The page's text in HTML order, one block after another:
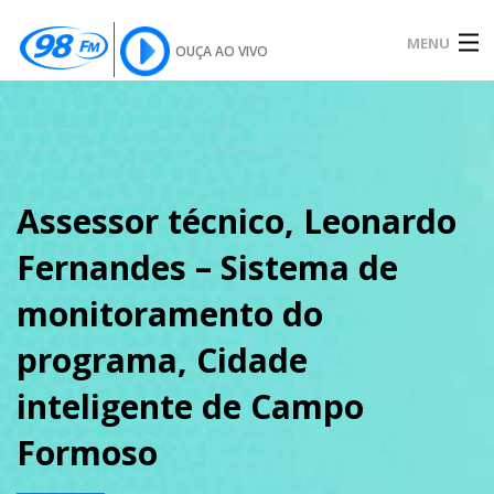
OUÇA AO VIVO MENU
SOBRE
PODCAST
GALERIA
Assessor técnico, Leonardo
Fernandes – Sistema de
monitoramento do
programa, Cidade
inteligente de Campo
Formoso